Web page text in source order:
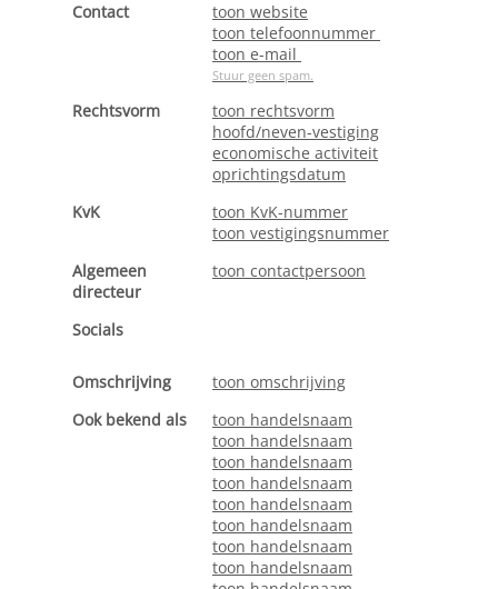
Contact
toon website
toon telefoonnummer
toon e-mail
Stuur geen spam.
Rechtsvorm
toon rechtsvorm
hoofd/neven-vestiging
economische activiteit
oprichtingsdatum
KvK
toon KvK-nummer
toon vestigingsnummer
Algemeen
directeur
toon contactpersoon
Socials
Omschrijving
toon omschrijving
Ook bekend als
toon handelsnaam
toon handelsnaam
toon handelsnaam
toon handelsnaam
toon handelsnaam
toon handelsnaam
toon handelsnaam
toon handelsnaam